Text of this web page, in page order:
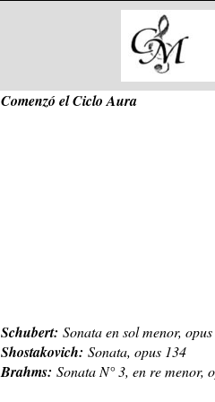
Comenzó el Ciclo Aura
Schubert: Sonata en sol menor,
Shostakovich: Sonata, opus 134
Brahms: Sonata N° 3, en re menor,